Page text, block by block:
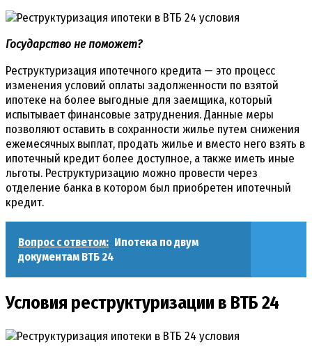
Государство не поможет?
Реструктуризация ипотечного кредита — это процесс
изменения условий оплаты задолженности по взятой
ипотеке на более выгодные для заемщика, который
испытывает финансовые затруднения. Данные меры
позволяют оставить в сохранности жилье путем снижения
ежемесячных выплат, продать жилье и вместо него взять в
ипотечный кредит более доступное, а также иметь иные
льготы. Реструктуризацию можно провести через
отделение банка в котором был приобретен ипотечный
кредит.
Вопрос с ответом: Ипотека по двум
документам ВТБ 24
Условия реструктуризации в ВТБ 24